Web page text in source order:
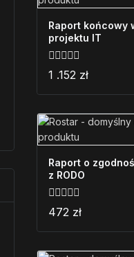
Raport końcowy
projektu IT
0
z
5
1 .152 zł
Raport o
z RODO
0
z
5
472 zł